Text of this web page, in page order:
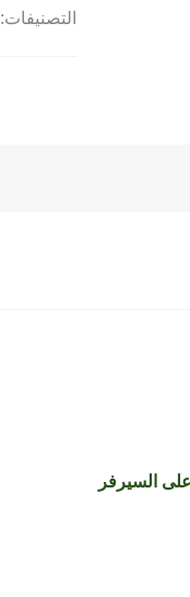
التصنيفات: